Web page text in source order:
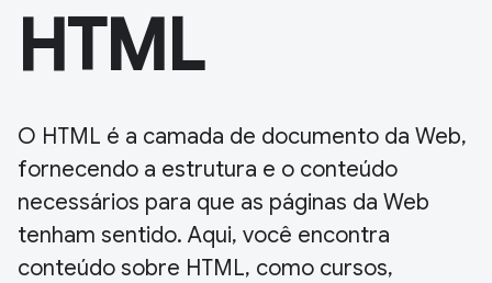
HTML
O HTML é a camada de documento da Web,
fornecendo a estrutura e o conteúdo
necessários para que as páginas da Web
tenham sentido. Aqui, você encontra
conteúdo sobre HTML, como cursos,